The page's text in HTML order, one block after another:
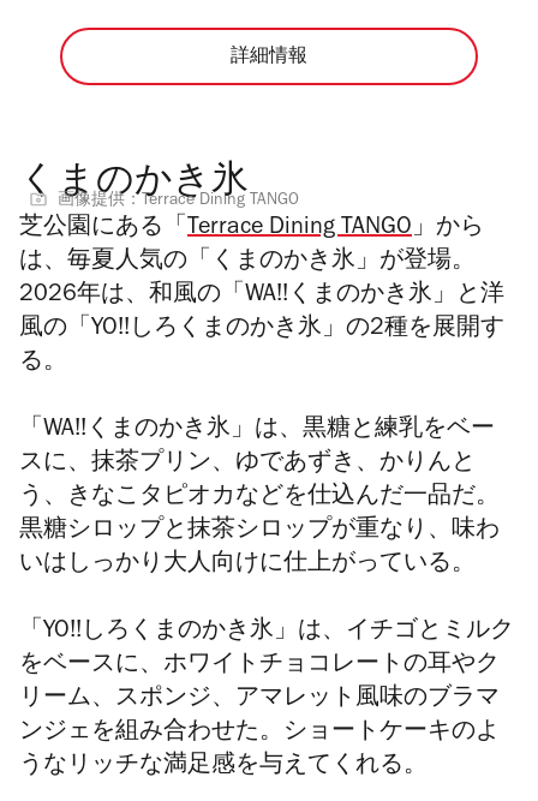
詳細情報
くまのかき氷
画像提供：Terrace Dining TANGO
芝公園にある「 Terrace Dining TANGO」から
は、毎夏人気の「くまのかき氷」が登場。
2026年は、和風の「WA!!くまのかき氷」と洋
風の「YO!!しろくまのかき氷」の2種を展開す
る。
「WA!!くまのかき氷」は、黒糖と練乳をベー
スに、抹茶プリン、ゆであずき、かりんと
う、きなこタピオカなどを仕込んだ一品だ。
黒糖シロップと抹茶シロップが重なり、味わ
いはしっかり大人向けに仕上がっている。
「YO!!しろくまのかき氷」は、イチゴとミルク
をベースに、ホワイトチョコレートの耳やク
リーム、スポンジ、アマレット風味のブラマ
ンジェを組み合わせた。ショートケーキのよ
うなリッチな満足感を与えてくれる。